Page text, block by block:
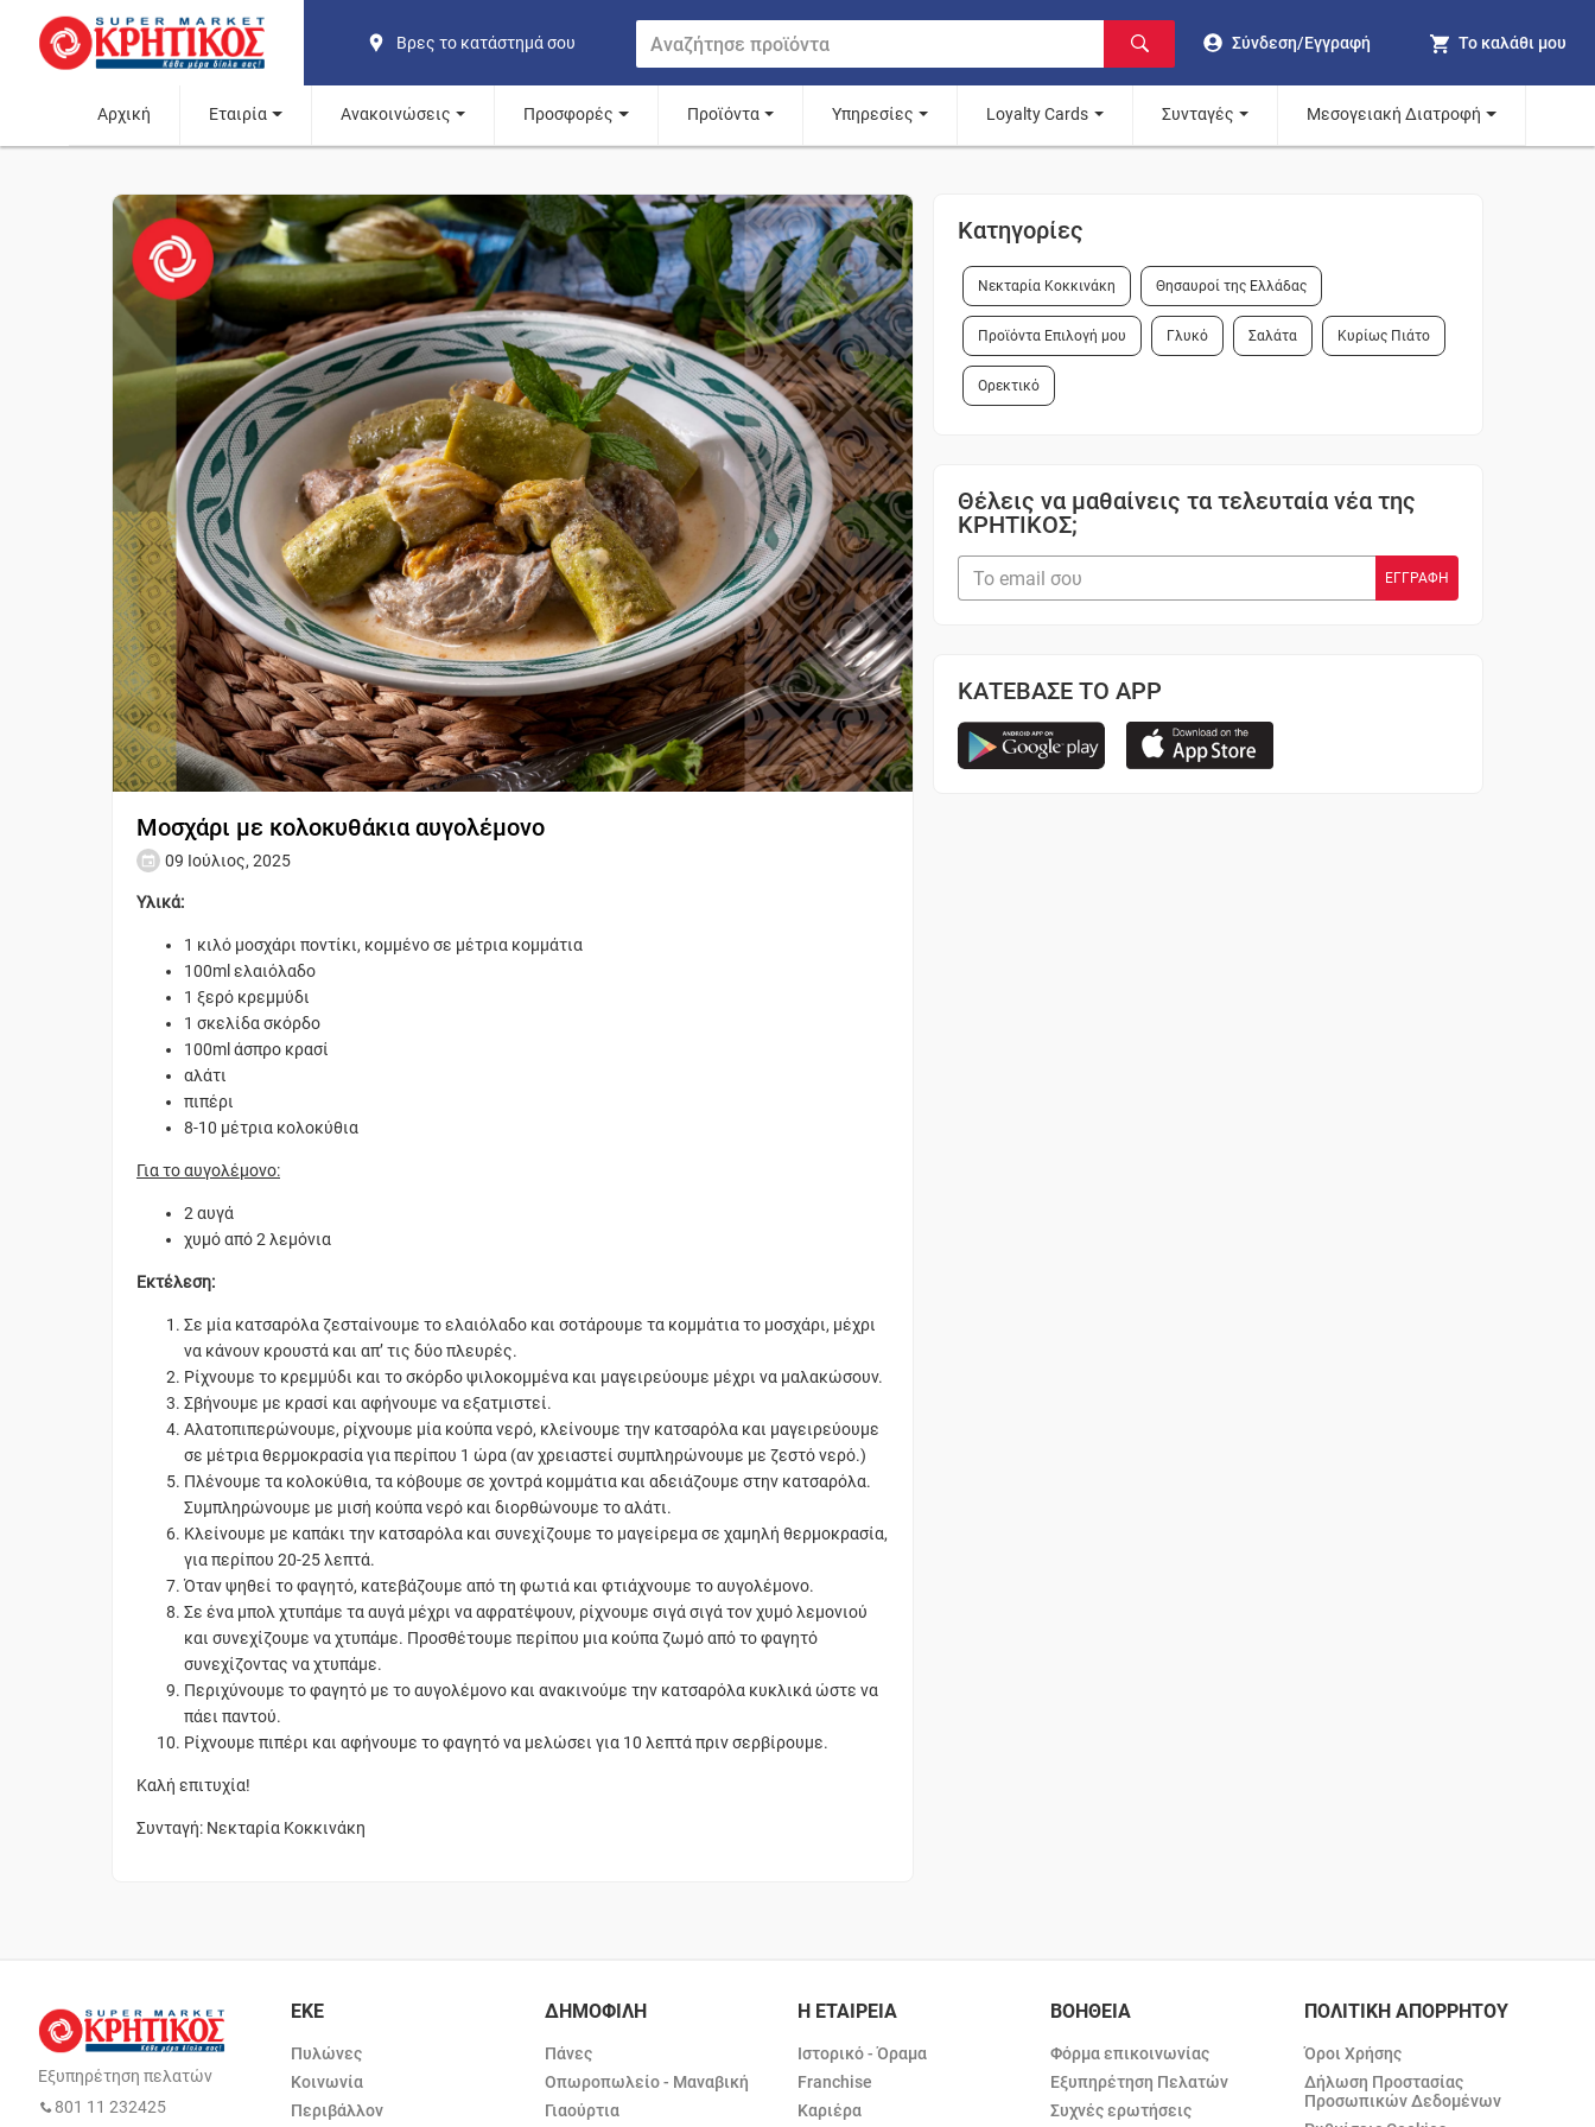
Βρες το κατάστημά σου Σύνδεση/Εγγραφή Το καλάθι μου
Αρχική Εταιρία Ανακοινώσεις Προσφορές Προϊόντα Υπηρεσίες Loyalty Cards Συνταγές Μεσογειακή Διατροφή
Μοσχάρι με κολοκυθάκια αυγολέμονο
09 Ιούλιος, 2025
Υλικά:
1 κιλό μοσχάρι ποντίκι, κομμένο σε μέτρια κομμάτια
100ml ελαιόλαδο
1 ξερό κρεμμύδι
1 σκελίδα σκόρδο
100ml άσπρο κρασί
αλάτι
πιπέρι
8-10 μέτρια κολοκύθια
Για το αυγολέμονο:
2 αυγά
χυμό από 2 λεμόνια
Εκτέλεση:
Σε μία κατσαρόλα ζεσταίνουμε το ελαιόλαδο και σοτάρουμε τα κομμάτια το μοσχάρι, μέχρι
να κάνουν κρουστά και απ’ τις δύο πλευρές.
Ρίχνουμε το κρεμμύδι και το σκόρδο ψιλοκομμένα και μαγειρεύουμε μέχρι να μαλακώσουν.
Σβήνουμε με κρασί και αφήνουμε να εξατμιστεί.
Αλατοπιπερώνουμε, ρίχνουμε μία κούπα νερό, κλείνουμε την κατσαρόλα και μαγειρεύουμε
σε μέτρια θερμοκρασία για περίπου 1 ώρα (αν χρειαστεί συμπληρώνουμε με ζεστό νερό.)
Πλένουμε τα κολοκύθια, τα κόβουμε σε χοντρά κομμάτια και αδειάζουμε στην κατσαρόλα.
Συμπληρώνουμε με μισή κούπα νερό και διορθώνουμε το αλάτι.
Κλείνουμε με καπάκι την κατσαρόλα και συνεχίζουμε το μαγείρεμα σε χαμηλή θερμοκρασία,
για περίπου 20-25 λεπτά.
Όταν ψηθεί το φαγητό, κατεβάζουμε από τη φωτιά και φτιάχνουμε το αυγολέμονο.
Σε ένα μπολ χτυπάμε τα αυγά μέχρι να αφρατέψουν, ρίχνουμε σιγά σιγά τον χυμό λεμονιού
και συνεχίζουμε να χτυπάμε. Προσθέτουμε περίπου μια κούπα ζωμό από το φαγητό
συνεχίζοντας να χτυπάμε.
Περιχύνουμε το φαγητό με το αυγολέμονο και ανακινούμε την κατσαρόλα κυκλικά ώστε να
πάει παντού.
Ρίχνουμε πιπέρι και αφήνουμε το φαγητό να μελώσει για 10 λεπτά πριν σερβίρουμε.
Καλή επιτυχία!
Συνταγή: Νεκταρία Κοκκινάκη
Κατηγορίες
Νεκταρία Κοκκινάκη Θησαυροί της Ελλάδας
Προϊόντα Επιλογή μου Γλυκό Σαλάτα Κυρίως Πιάτο
Ορεκτικό
Θέλεις να μαθαίνεις τα τελευταία νέα της
ΚΡΗΤΙΚΟΣ;
ΚΑΤΕΒΑΣΕ ΤΟ APP
Εξυπηρέτηση πελατών
801 11 232425
ΕΚΕ
Πυλώνες
Κοινωνία
Περιβάλλον
ΔΗΜΟΦΙΛΗ
Πάνες
Οπωροπωλείο - Μαναβική
Γιαούρτια
Η ΕΤΑΙΡΕΙΑ
Ιστορικό - Όραμα
Franchise
Καριέρα
ΒΟΗΘΕΙΑ
Φόρμα επικοινωνίας
Εξυπηρέτηση Πελατών
Συχνές ερωτήσεις
ΠΟΛΙΤΙΚΗ ΑΠΟΡΡΗΤΟΥ
Όροι Χρήσης
Δήλωση Προστασίας
Προσωπικών Δεδομένων